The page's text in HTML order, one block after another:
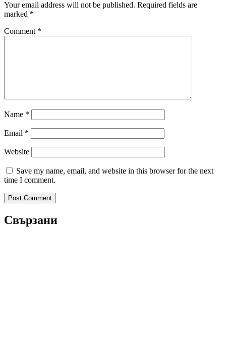
Your email address will not be published. Required fields are
marked *
Comment *
Name *
Email *
Website
Save my name, email, and website in this browser for the next
time I comment.
Свързани